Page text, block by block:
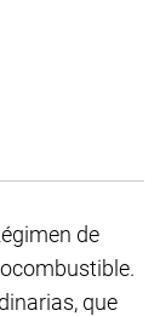
de
que